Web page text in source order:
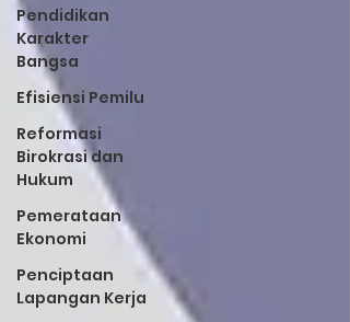
Pendidikan
Karakter
Bangsa
Efisiensi Pemilu
Reformasi
Birokrasi dan
Hukum
Pemerataan
Ekonomi
Penciptaan
Lapangan Kerja